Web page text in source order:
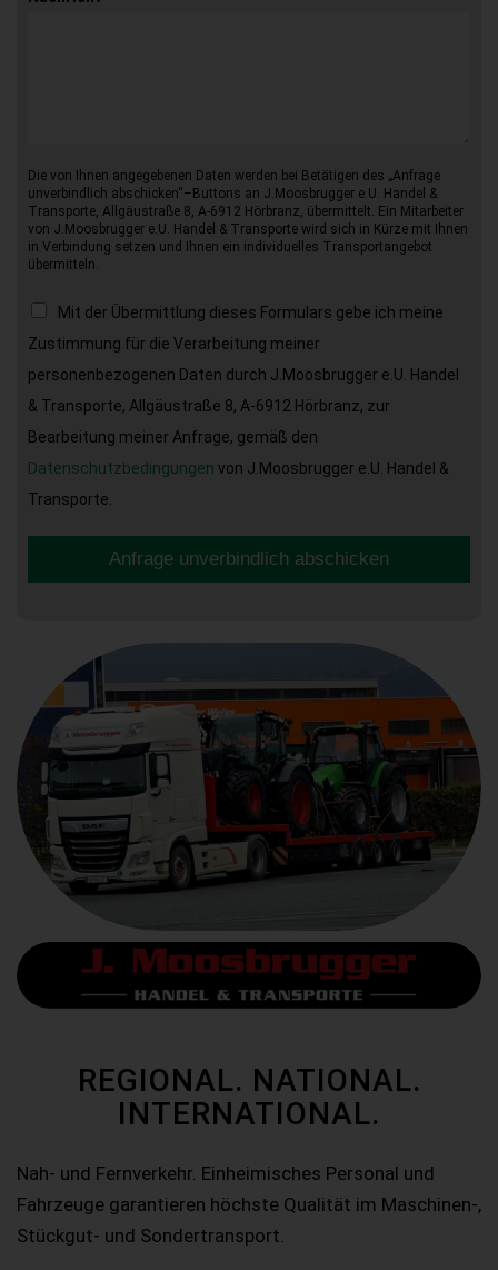
Die von Ihnen angegebenen Daten werden bei Betätigen des „Anfrage
unverbindlich abschicken“–Buttons an J.Moosbrugger e.U. Handel &
Transporte, Allgäustraße 8, A-6912 Hörbranz, übermittelt. Ein Mitarbeiter
von J.Moosbrugger e.U. Handel & Transporte wird sich in Kürze mit Ihnen
in Verbindung setzen und Ihnen ein individuelles Transportangebot
übermitteln.
Mit der Übermittlung dieses Formulars gebe ich meine
Zustimmung für die Verarbeitung meiner
personenbezogenen Daten durch J.Moosbrugger e.U. Handel
& Transporte, Allgäustraße 8, A-6912 Hörbranz, zur
Bearbeitung meiner Anfrage, gemäß den
Datenschutzbedingungen von J.Moosbrugger e.U. Handel &
Transporte.
Anfrage unverbindlich abschicken
REGIONAL. NATIONAL.
INTERNATIONAL.
Nah- und Fernverkehr. Einheimisches Personal und
Fahrzeuge garantieren höchste Qualität im Maschinen-,
Stückgut- und Sondertransport.